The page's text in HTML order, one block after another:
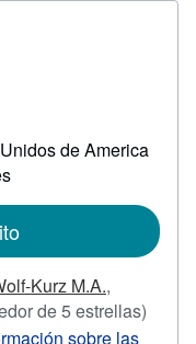
de America
Kurz M.A.,
de 5 estrellas)